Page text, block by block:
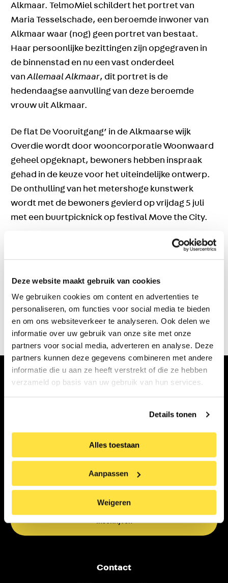
Deze website maakt gebruik van cookies
We gebruiken cookies om content en advertenties te
personaliseren, om functies voor social media te bieden
en om ons websiteverkeer te analyseren. Ook delen we
informatie over uw gebruik van onze site met onze
partners voor social media, adverteren en analyse. Deze
partners kunnen deze gegevens combineren met andere
informatie die u aan ze heeft verstrekt of die ze hebben
verzameld op basis van uw gebruik van hun services.
Details tonen
Alles toestaan
Aanpassen
Weigeren
Alkmaar. TelmoMiel schildert het portret van
Maria Tesselschade, een beroemde inwoner van
Alkmaar waar (nog) geen portret van bestaat.
Haar persoonlijke bezittingen zijn opgegraven in
de binnenstad en nu een vast onderdeel
vanAllemaal Alkmaar, dit portret is de
hedendaagse aanvulling van deze beroemde
vrouw uit Alkmaar.
De flat De Vooruitgang’ in de Alkmaarse wijk
Overdie wordt door wooncorporatie Woonwaard
geheel opgeknapt, bewoners hebben inspraak
gehad in de keuze voor het uiteindelijke ontwerp.
De onthulling van het metershoge kunstwerk
wordt met de bewoners gevierd op vrijdag 5 juli
met een buurtpicknick op festival Move the City.
Mauritshuis en wordt mogelijk gemaakt door de
Kijk voor alle informatie over dit project
opMuseum Murals | 20 Musea, 20 Street Artists,
Abonneer op onze nieuwsbrief
Voornaam
Achternaam
E-
mailadres
(Vereist)
Contact